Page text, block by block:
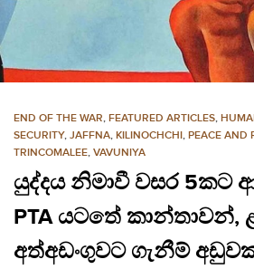
n
t
e
END OF THE WAR, FEATURED ARTICLES,
SECURITY, JAFFNA, KILINOCHCHI, PEACE AND
TRINCOMALEE, VAVUNIYA
යුද්දය නිමාවී වසර
PTA යටතේ කාන්තාවන්,
අත්අඩංගුවට ගැනීම්